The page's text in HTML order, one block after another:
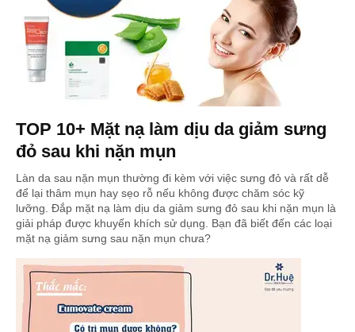
TOP 10+ Mặt nạ làm dịu da giảm sưng
đỏ sau khi nặn mụn
Làn da sau nặn mụn thường đi kèm với việc sưng đỏ và rất dễ
để lại thâm mụn hay sẹo rỗ nếu không được chăm sóc kỹ
lưỡng. Đắp mặt nạ làm dịu da giảm sưng đỏ sau khi nặn mụn là
giải pháp được khuyến khích sử dụng. Bạn đã biết đến các loại
mặt nạ giảm sưng sau nặn mụn chưa?